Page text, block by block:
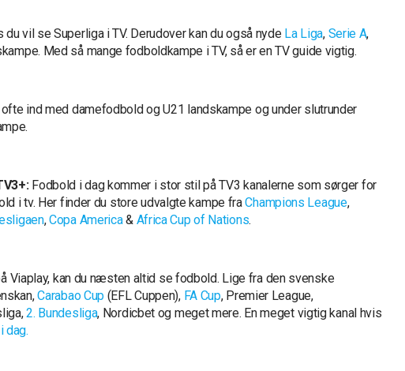
du vil se Superliga i TV. Derudover kan du også nyde La Liga, Serie A,
Med så mange fodboldkampe i TV, så er en TV guide vigtig.
ofte ind med damefodbold og U21 landskampe og under slutrunder
Fodbold i dag kommer i stor stil på TV3 kanalerne som sørger for
i tv. Her finder du store udvalgte kampe fraChampions League,
,Copa America& Africa Cup of Nations.
Viaplay, kan du næsten altid se fodbold. Lige fra den svenske
Carabao Cup (EFL Cuppen), FA Cup, Premier League,
2. Bundesliga, Nordicbet og meget mere. En meget vigtig kanal hvis
dag.